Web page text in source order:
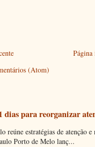
(Atom)
dias para reorganizar
reúne estratégias de atenção
Porto de Melo lanç...